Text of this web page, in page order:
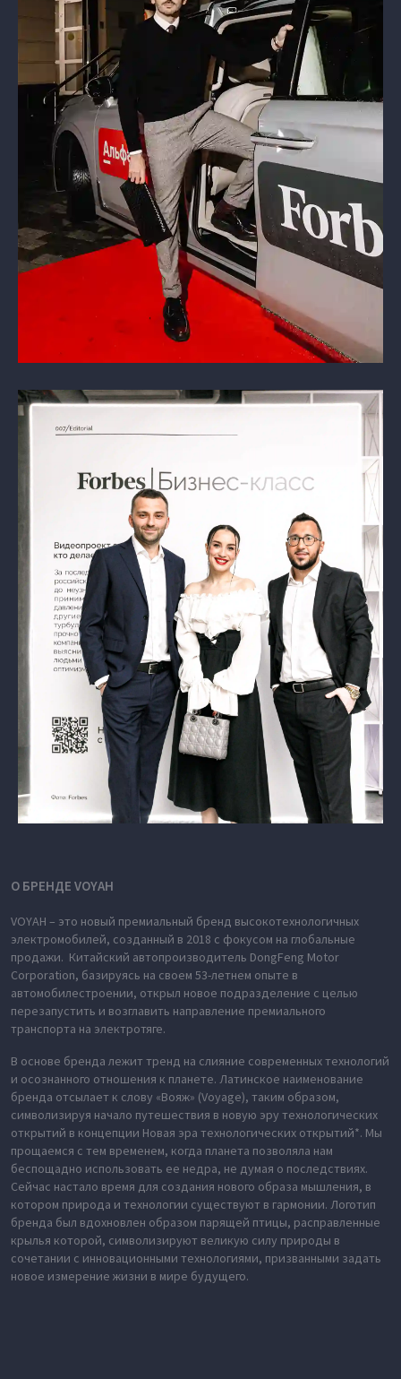
О БРЕНДЕ VOYAH
VOYAH – это новый премиальный бренд высокотехнологичных
электромобилей, созданный в 2018 с фокусом на глобальные
продажи. Китайский автопроизводитель DongFeng Motor
Corporation, базируясь на своем 53-летнем опыте в
автомобилестроении, открыл новое подразделение с целью
перезапустить и возглавить направление премиального
транспорта на электротяге.
В основе бренда лежит тренд на слияние современных технологий
и осознанного отношения к планете. Латинское наименование
бренда отсылает к слову «Вояж» (Voyage), таким образом,
символизируя начало путешествия в новую эру технологических
открытий в концепции Новая эра технологических открытий*. Мы
прощаемся с тем временем, когда планета позволяла нам
беспощадно использовать ее недра, не думая о последствиях.
Сейчас настало время для создания нового образа мышления, в
котором природа и технологии существуют в гармонии. Логотип
бренда был вдохновлен образом парящей птицы, расправленные
крылья которой, символизируют великую силу природы в
сочетании с инновационными технологиями, призванными задать
новое измерение жизни в мире будущего.